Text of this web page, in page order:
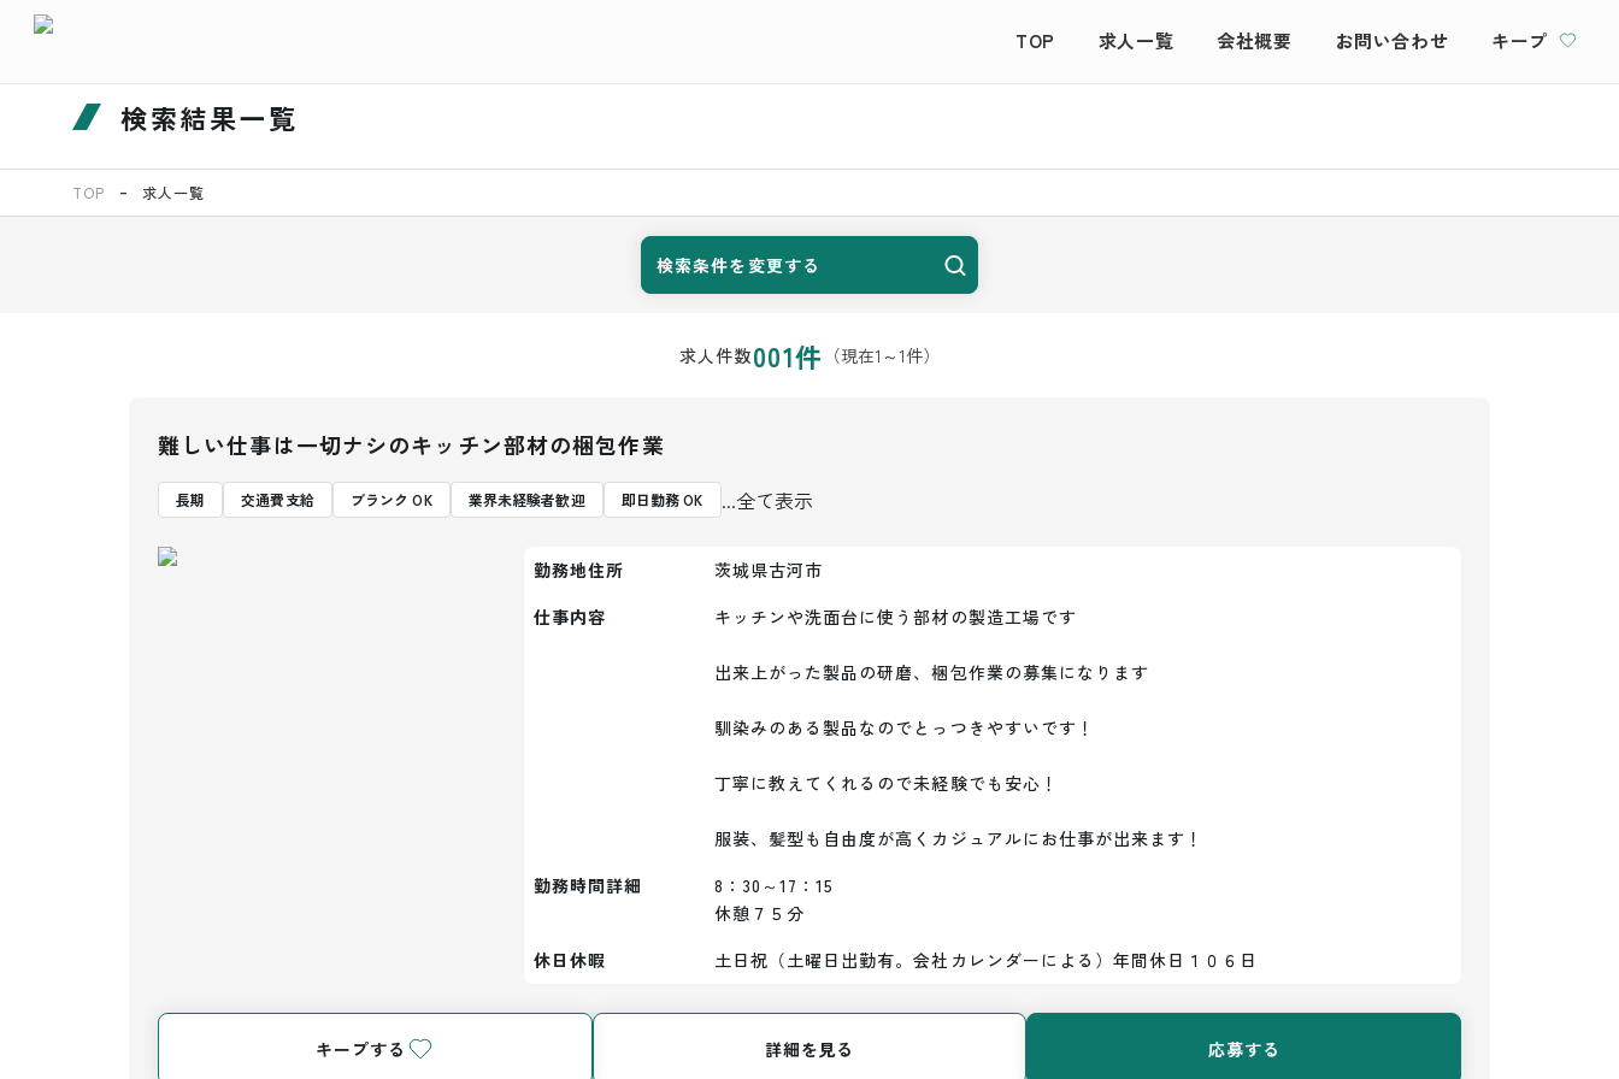
TOP 求人一覧 会社概要 お問い合わせ キープ
検索結果一覧
TOP 求人一覧
検索条件を変更する
求人件数001件 （現在1 ～1件）
難しい仕事は一切ナシのキッチン部材の梱包作業
長期 交通費支給 ブランク OK 業界未経験者歓迎 即日勤務 OK ...全て表示
勤務地住所
茨城県古河市
仕事内容
キッチンや洗面台に使う部材の製造工場です
出来上がった製品の研磨、梱包作業の募集になります
馴染みのある製品なのでとっつきやすいです！
丁寧に教えてくれるので未経験でも安心！
服装、髪型も自由度が高くカジュアルにお仕事が出来ます！
勤務時間詳細
8：30～17：15
休憩７５分
休日休暇
土日祝（土曜日出勤有。会社カレンダーによる）年間休日１０６日
キープする 詳細を見る 応募する